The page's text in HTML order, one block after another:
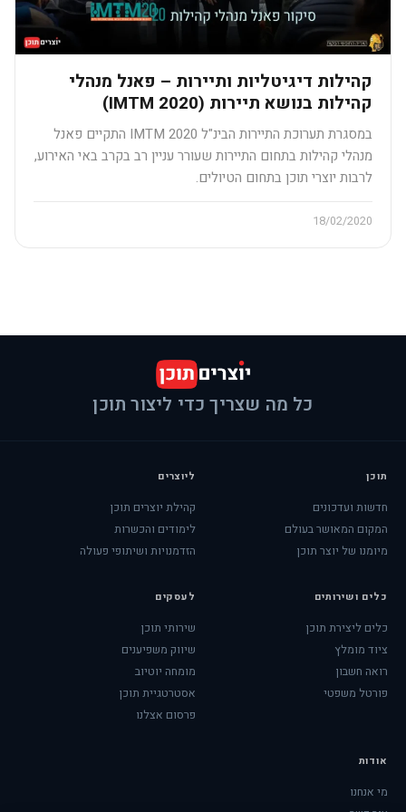
קהילות דיגיטליות ותיירות – פאנל מנהלי
קהילות בנושא תיירות (IMTM 2020)
במסגרת תערוכת התיירות הבינ"ל IMTM 2020 התקיים פאנל
מנהלי קהילות בתחום התיירות שעורר עניין רב בקרב באי האירוע,
לרבות יוצרי תוכן בתחום הטיולים.
18/02/2020
כל מה שצריך כדי ליצור תוכן
תוכן
חדשות ועדכונים
המקום המאושר בעולם
מיומנו של יוצר תוכן
ליוצרים
קהילת יוצרים תוכן
לימודים והכשרות
הזדמנויות ושיתופי פעולה
כלים ושירותים
כלים ליצירת תוכן
ציוד מומלץ
רואה חשבון
פורטל משפטי
לעסקים
שירותי תוכן
שיווק משפיענים
מומחה יוטיוב
אסטרטגיית תוכן
פרסום אצלנו
אודות
מי אנחנו